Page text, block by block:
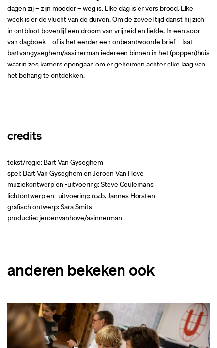
dagen zij – zijn moeder – weg is. Elke dag is er vers brood. Elke
week is er de vlucht van de duiven. Om de zoveel tijd danst hij zich
in ontbloot bovenlijf een droom van vrijheid en liefde. In een soort
van dagboek – of is het eerder een onbeantwoorde brief – laat
bartvangyseghem/assinerman iedereen binnen in het (poppen)huis
waarin zes kamers opengaan om er geheimen achter elke laag van
het behang te ontdekken.
credits
tekst/regie: Bart Van Gyseghem
spel: Bart Van Gyseghem en Jeroen Van Hove
muziekontwerp en -uitvoering: Steve Ceulemans
lichtontwerp en -uitvoering: o.v.b. Jannes Horsten
grafisch ontwerp: Sara Smits
productie: jeroenvanhove/asinnerman
anderen bekeken ook